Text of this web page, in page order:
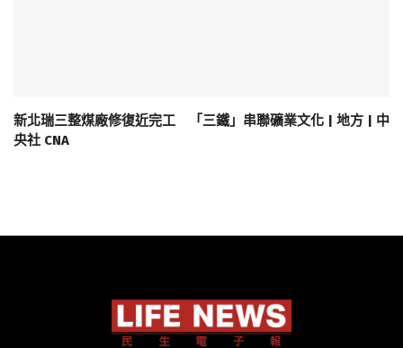
新北瑞三整煤廠修復近完工 「三鐵」串聯礦業文化 | 地方 | 中
央社 CNA